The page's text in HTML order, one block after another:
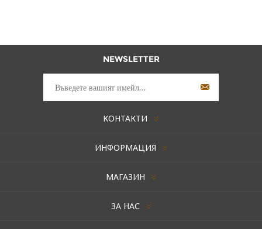
NEWSLETTER
КОНТАКТИ
ИНФОРМАЦИЯ
МАГАЗИН
ЗА НАС